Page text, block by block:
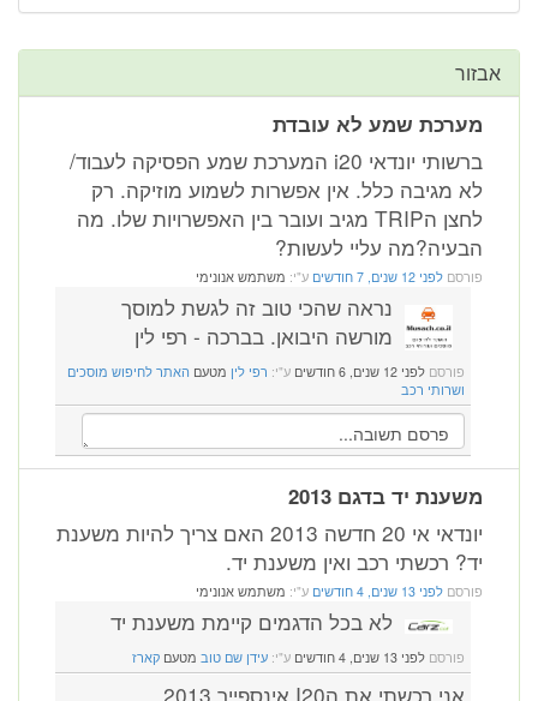
שמע לא עובדת
ברשותי יונדאי i20 המערכת שמע הפסיקה לעבוד/
מגיבה כלל. אין אפשרות לשמוע מוזיקה. רק
לחצן הTRIP מגיב ועובר בין האפשרויות שלו. מה
עליי לעשות?
ע"י: משתמש אנונימי
נראה שהכי טוב זה לגשת למוסך
מורשה היבואן. בברכה - רפי לין
ע"י: רפי ליןמטעםהאתר לחיפוש מוסכים
יד בדגם 2013
יונדאי אי 20 חדשה 2013 האם צריך להיות משענת
רכשתי רכב ואין משענת יד.
ע"י: משתמש אנונימי
לא בכל הדגמים קיימת משענת יד
ע"י: עידן שם טוב מטעםקארז
אני רכשתי את הI20 אינספייר 2013